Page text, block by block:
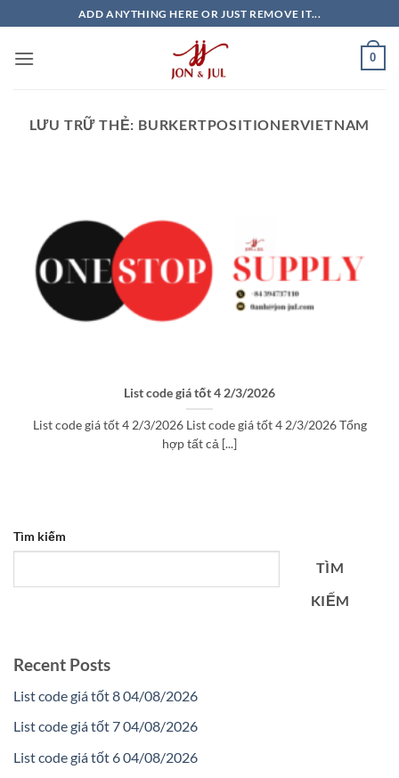
qua
nội
ADD ANYTHING HERE OR JUST REMOVE IT...
0
LƯU TRỮ THẺ: BURKERTPOSITIONERVIETNAM
List code giá tốt 4 2/3/2026
List code giá tốt 4 2/3/2026 List code giá tốt 4 2/3/2026 Tổng
hợp tất cả [...]
Tìm kiếm
TÌM
KIẾM
Recent Posts
List code giá tốt 8 04/08/2026
List code giá tốt 7 04/08/2026
List code giá tốt 6 04/08/2026